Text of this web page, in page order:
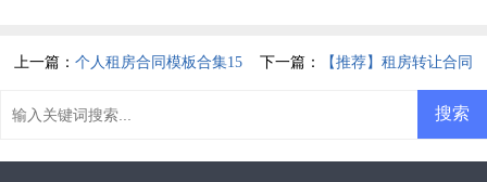
上一篇：个人租房合同模板合集15 下一篇： 【推荐】租房转让合同